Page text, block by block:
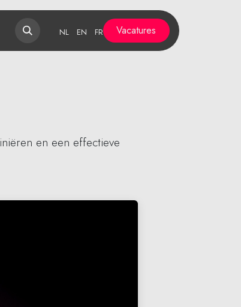
NL EN FR Vacatures​​​​​​
en een effectieve